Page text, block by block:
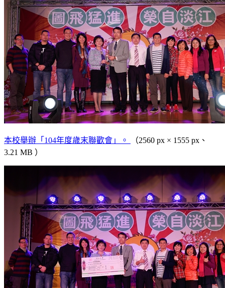
本校舉辦「104年度歲末聯歡會」。
（2560 px × 1555 px、
3.21 MB ）